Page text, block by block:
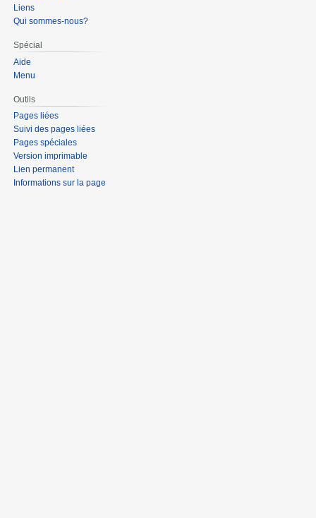
Liens
Qui sommes-nous?
Spécial
Aide
Menu
Outils
Pages liées
Suivi des pages liées
Pages spéciales
Version imprimable
Lien permanent
Informations sur la page